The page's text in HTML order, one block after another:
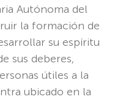
Autónoma del
la formación de
su espíritu
sus deberes,
útiles a la
ubicado en la